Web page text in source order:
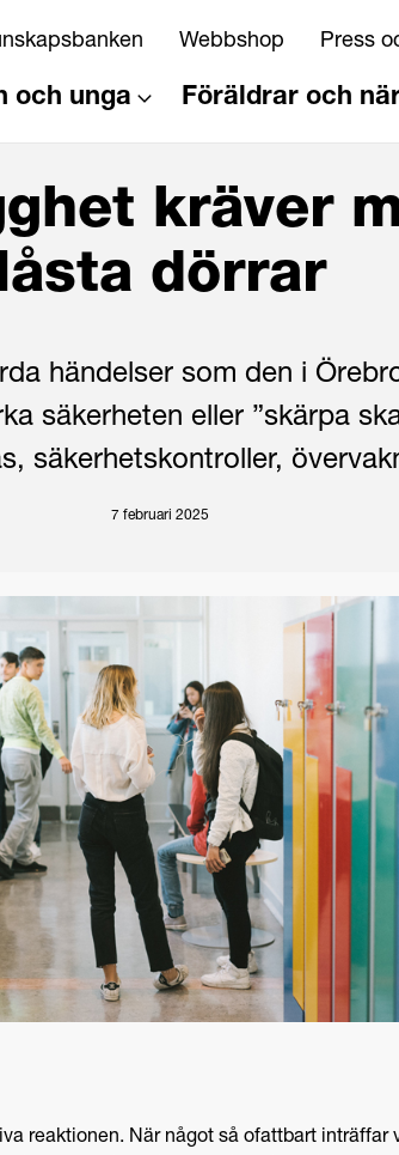
Webbshop Press
och unga Föräldrar och
kräver
dörrar
händelser som den i
säkerheten eller ”skärpa
säkerhetskontroller,
7 februari 2025
reaktionen. När något så ofattbart inträffar